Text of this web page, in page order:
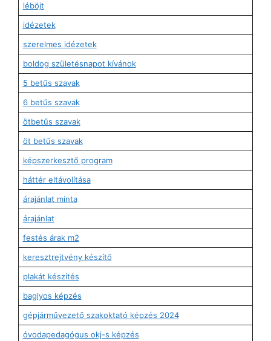
léböjt
idézetek
szerelmes idézetek
boldog születésnapot kívánok
5 betűs szavak
6 betűs szavak
ötbetűs szavak
öt betűs szavak
képszerkesztő program
háttér eltávolítása
árajánlat minta
árajánlat
festés árak m2
keresztrejtvény készítő
plakát készítés
baglyos képzés
gépjárművezető szakoktató képzés 2024
óvodapedagógus okj-s képzés